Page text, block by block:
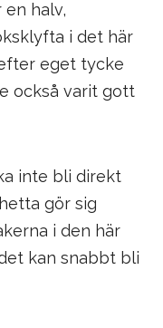
en halv,
i det här
eget tycke
också varit gott
inte bli direkt
gör sig
i den här
kan snabbt bli